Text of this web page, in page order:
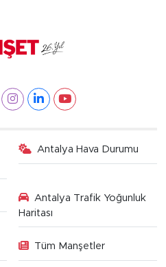
Antalya Hava Durumu
Antalya Trafik Yoğunluk
Haritası
Tüm Manşetler